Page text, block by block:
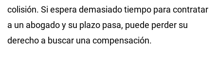
colisión. Si espera demasiado tiempo para contratar
a un abogado y su plazo pasa, puede perder su
derecho a buscar una compensación.